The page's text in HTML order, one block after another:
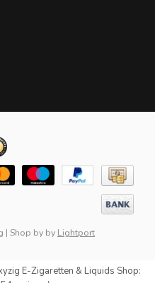
| Shop by by Lightport
E-Zigaretten & Liquids Shop: